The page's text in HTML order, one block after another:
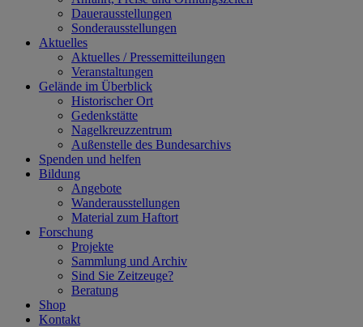
Dauerausstellungen
Sonderausstellungen
Aktuelles
Aktuelles / Pressemitteilungen
Veranstaltungen
Gelände im Überblick
Historischer Ort
Gedenkstätte
Nagelkreuzzentrum
Außenstelle des Bundesarchivs
Spenden und helfen
Bildung
Angebote
Wanderausstellungen
Material zum Haftort
Forschung
Projekte
Sammlung und Archiv
Sind Sie Zeitzeuge?
Beratung
Shop
Kontakt